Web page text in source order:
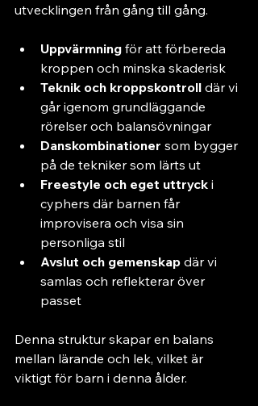
utvecklingen från gång till gång.
Uppvärmning för att förbereda
kroppen och minska skaderisk
Teknik och kroppskontroll där vi
går igenom grundläggande
rörelser och balansövningar
Danskombinationer som bygger
på de tekniker som lärts ut
Freestyle och eget uttryck i
cyphers där barnen får
improvisera och visa sin
personliga stil
Avslut och gemenskap där vi
samlas och reflekterar över
passet
Denna struktur skapar en balans
mellan lärande och lek, vilket är
viktigt för barn i denna ålder.